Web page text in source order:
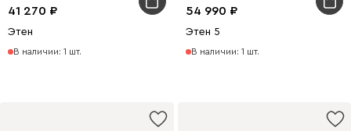
41 270
Этен
В наличии: 1 шт.
54 990
Этен 5
В наличии: 1 шт.